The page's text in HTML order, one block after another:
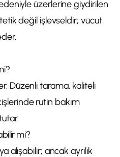
üzerlerine giydirilen
değil işlevseldir; vücut
Düzenli tarama, kaliteli
rutin bakım
mi?
alışabilir; ancak ayrılık